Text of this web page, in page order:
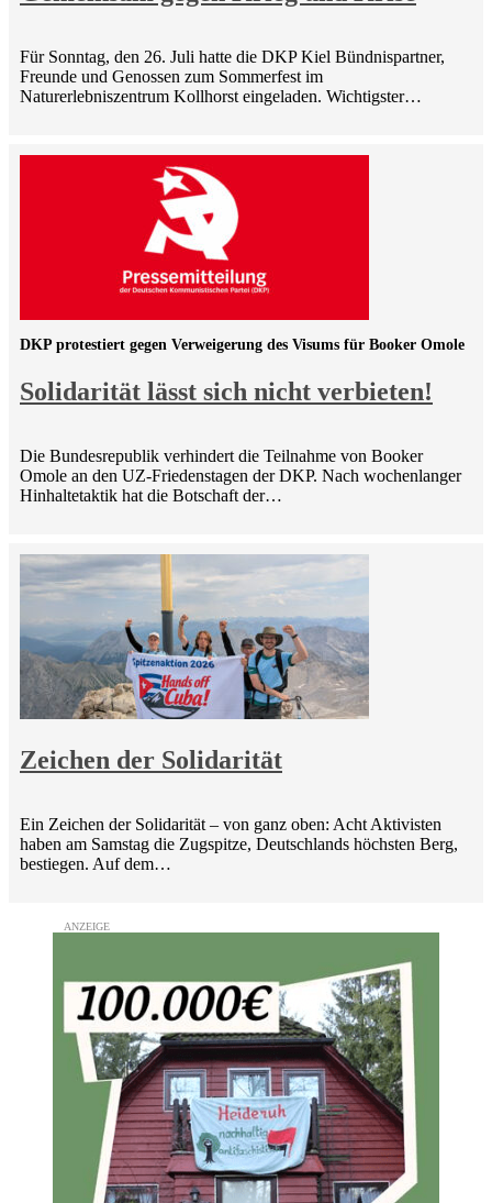
Für Sonntag, den 26. Juli hatte die DKP Kiel Bündnispartner,
Freunde und Genossen zum Sommerfest im
Naturerlebniszentrum Kollhorst eingeladen. Wichtigster…
Solidarität lässt sich nicht verbieten!
DKP protestiert gegen Verweigerung des Visums für Booker Omole
Die Bundesrepublik verhindert die Teilnahme von Booker
Omole an den UZ-Friedenstagen der DKP. Nach wochenlanger
Hinhaltetaktik hat die Botschaft der…
Zeichen der Solidarität
Ein Zeichen der Solidarität – von ganz oben: Acht Aktivisten
haben am Samstag die Zugspitze, Deutschlands höchsten Berg,
bestiegen. Auf dem…